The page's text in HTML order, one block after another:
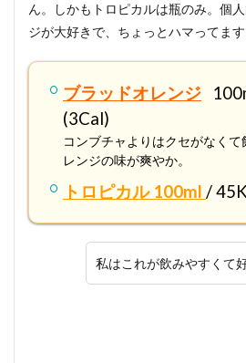
ん。しかもトロピカルは瓶のみ。個
ジが大好きで、ちょっとハマってます
ブラッドオレンジ
(3Cal)
コンブチャよりはクセがなく
レンジの味が爽やか。
トロピカル 100ml /
私はこれが飲みやすくて好